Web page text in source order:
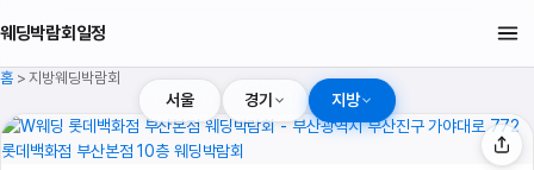
웨딩박람회일정
서울 경기 지방
홈>지방웨딩박람회